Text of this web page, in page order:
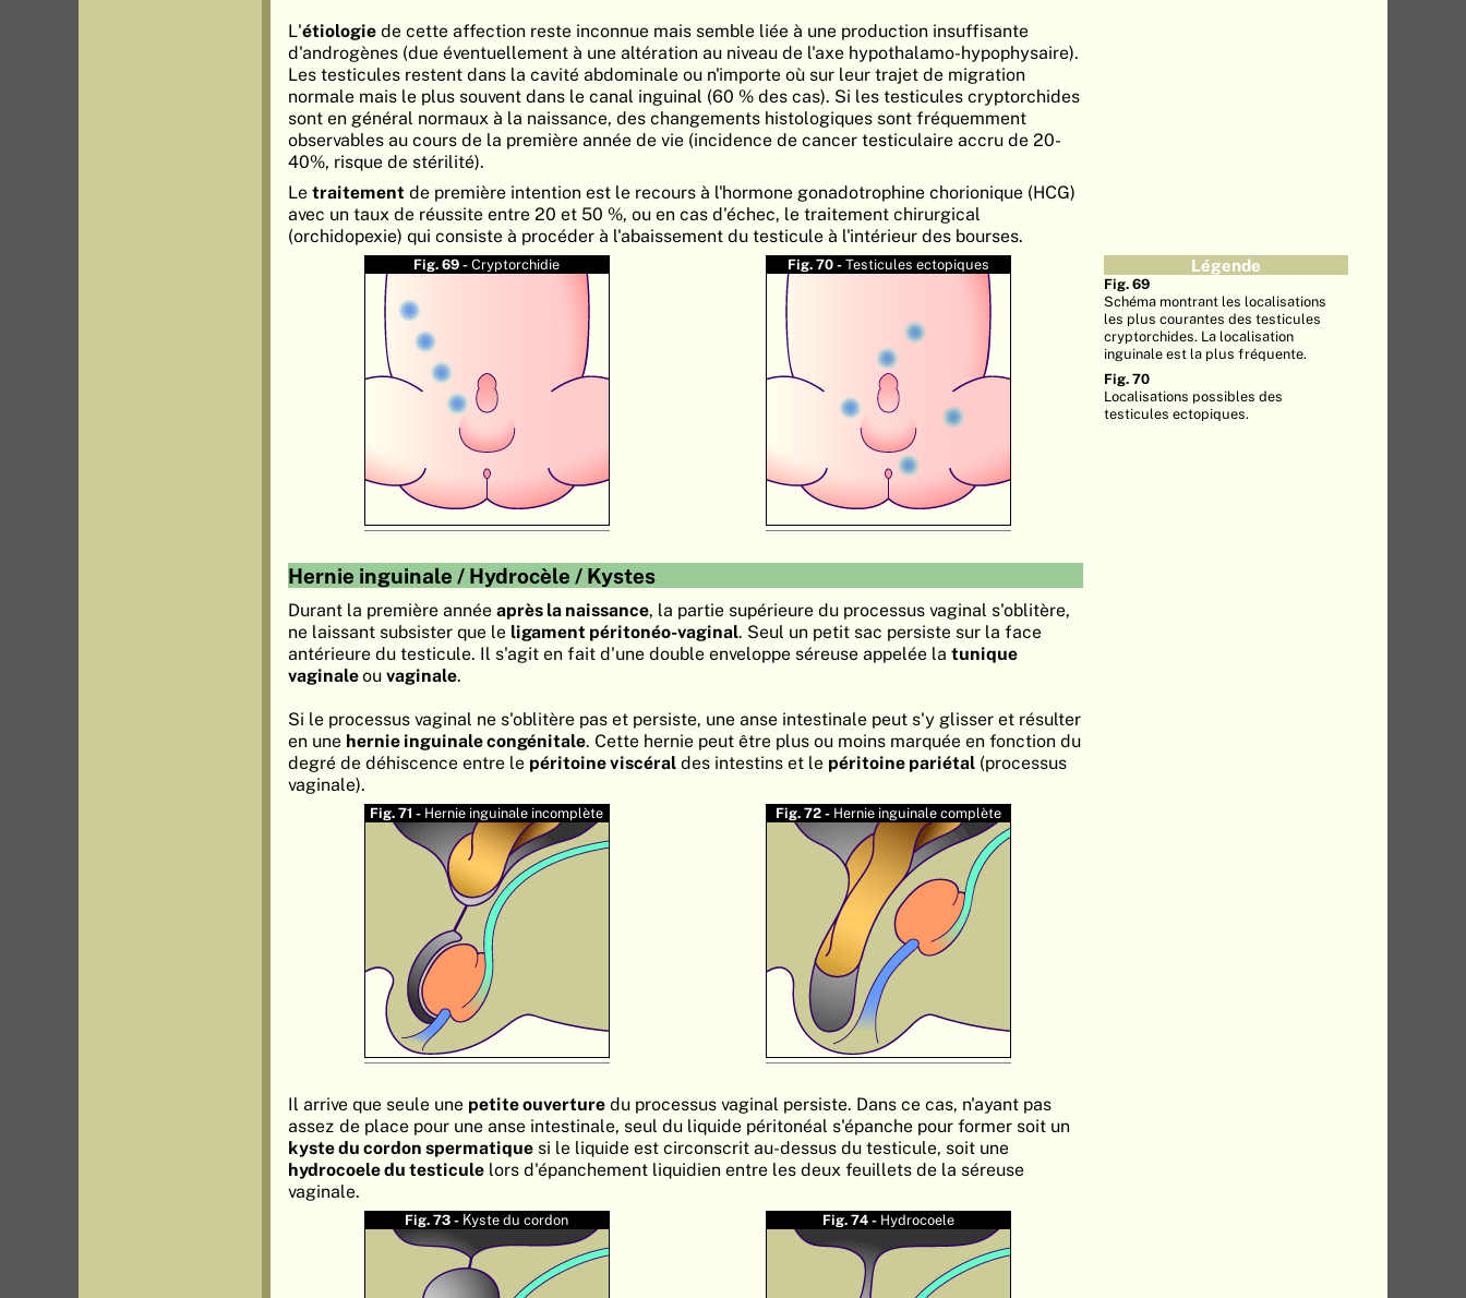
L'étiologie de cette affection reste inconnue mais semble liée à une production insuffisante
d'androgènes (due éventuellement à une altération au niveau de l'axe hypothalamo-hypophysaire).
Les testicules restent dans la cavité abdominale ou n'importe où sur leur trajet de migration
normale mais le plus souvent dans le canal inguinal (60 % des cas). Si les testicules cryptorchides
sont en général normaux à la naissance, des changements histologiques sont fréquemment
observables au cours de la première année de vie (incidence de cancer testiculaire accru de 20-
40%, risque de stérilité).
Le traitement de première intention est le recours à l'hormone gonadotrophine chorionique (HCG)
avec un taux de réussite entre 20 et 50 %, ou en cas d'échec, le traitement chirurgical
(orchidopexie) qui consiste à procéder à l'abaissement du testicule à l'intérieur des bourses.
Fig. 69 -Cryptorchidie Fig. 70 -Testicules ectopiques Légende
Fig. 69
Schéma montrant les localisations
les plus courantes des testicules
cryptorchides. La localisation
inguinale est la plus fréquente.
Fig. 70
Localisations possibles des
testicules ectopiques.
Hernie inguinale / Hydrocèle / Kystes
Durant la première année après la naissance, la partie supérieure du processus vaginal s'oblitère,
ne laissant subsister que le ligament péritonéo-vaginal. Seul un petit sac persiste sur la face
antérieure du testicule. Il s'agit en fait d'une double enveloppe séreuse appelée la tunique
vaginaleou vaginale.
Si le processus vaginal ne s'oblitère pas et persiste, une anse intestinale peut s'y glisser et résulter
en une hernie inguinale congénitale. Cette hernie peut être plus ou moins marquée en fonction du
degré de déhiscence entre le péritoine viscéral des intestins et le péritoine pariétal (processus
vaginale).
Fig. 71 - Hernie inguinale incomplète Fig. 72 - Hernie inguinale complète
Il arrive que seule une petite ouverture du processus vaginal persiste. Dans ce cas, n'ayant pas
assez de place pour une anse intestinale, seul du liquide péritonéal s'épanche pour former soit un
kyste du cordon spermatique si le liquide est circonscrit au-dessus du testicule, soit une
hydrocoele du testicule lors d'épanchement liquidien entre les deux feuillets de la séreuse
vaginale.
Fig. 73 - Kyste du cordon Fig. 74 - Hydrocoele